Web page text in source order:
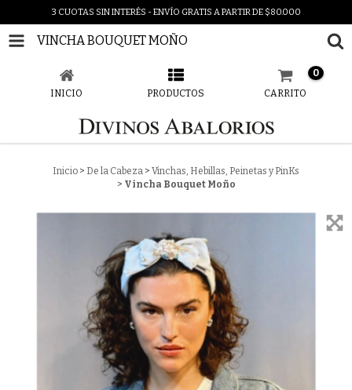
3 CUOTAS SIN INTERÉS - ENVÍO GRATIS A PARTIR DE $80.000
VINCHA BOUQUET MOÑO
INICIO PRODUCTOS CARRITO
0
Inicio > De la Cabeza > Vinchas, Hebillas, Peinetas y PinKs
> Vincha Bouquet Moño